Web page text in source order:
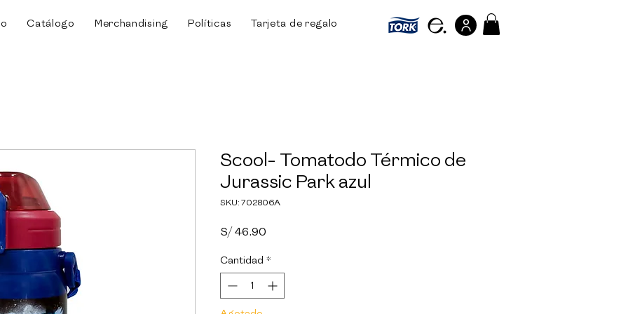
Catálogo Merchandising Políticas Tarjeta de regalo Referir personas
Scool- Tomatodo Térmico de
Jurassic Park azul
SKU: 702806A
S/ 46.90
Cantidad *